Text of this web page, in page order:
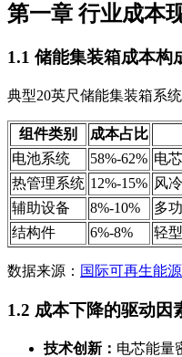
第一章 行业成本
1.1 储能集装箱成本构
典型20英尺储能集装箱系
组件类别 成本占比
电池系统
58%-62% 电
热管理系统 12%-15% 风
辅助设备
8%-10%
多
结构件
6%-8% 轻
数据来源： 国际可再生能
1.2 成本下降的驱动因
技术创新： 电芯能量